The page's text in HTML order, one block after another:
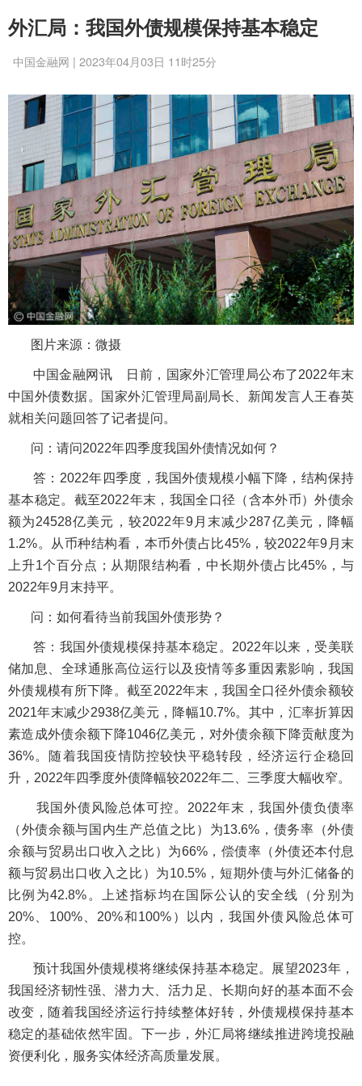
外汇局：我国外债规模保持基本稳定
中国金融网 | 2023年04月03日 11时25分
图片来源：微摄
中国金融网讯
日前，国家外汇管理局公布了2022年末
中国外债数据。国家外汇管理局副局长、新闻发言人王春英
就相关问题回答了记者提问。
问：请问2022年四季度我国外债情况如何？
答：2022年四季度，我国外债规模小幅下降，结构保持
基本稳定。截至2022年末，我国全口径（含本外币）外债余
额为24528亿美元，较2022年9月末减少287亿美元，降幅
1.2%。从币种结构看，本币外债占比45%，较2022年9月末
上升1个百分点；从期限结构看，中长期外债占比45%，与
2022年9月末持平。
问：如何看待当前我国外债形势？
答：我国外债规模保持基本稳定。2022年以来，受美联
储加息、全球通胀高位运行以及疫情等多重因素影响，我国
外债规模有所下降。截至2022年末，我国全口径外债余额较
2021年末减少2938亿美元，降幅10.7%。其中，汇率折算因
素造成外债余额下降1046亿美元，对外债余额下降贡献度为
36%。随着我国疫情防控较快平稳转段，经济运行企稳回
升，2022年四季度外债降幅较2022年二、三季度大幅收窄。
我国外债风险总体可控。2022年末，我国外债负债率
（外债余额与国内生产总值之比）为13.6%，债务率（外债
余额与贸易出口收入之比）为66%，偿债率（外债还本付息
额与贸易出口收入之比）为10.5%，短期外债与外汇储备的
比例为42.8%。上述指标均在国际公认的安全线（分别为
20%、100%、20%和100%）以内，我国外债风险总体可
控。
预计我国外债规模将继续保持基本稳定。展望2023年，
我国经济韧性强、潜力大、活力足、长期向好的基本面不会
改变，随着我国经济运行持续整体好转，外债规模保持基本
稳定的基础依然牢固。下一步，外汇局将继续推进跨境投融
资便利化，服务实体经济高质量发展。